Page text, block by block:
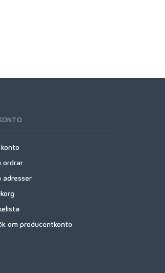
ordrar
adresser
om producentkonto